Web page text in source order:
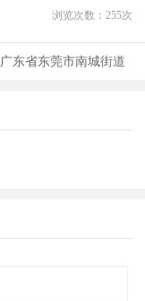
浏览次数： 255次
广东省东莞市南城街道